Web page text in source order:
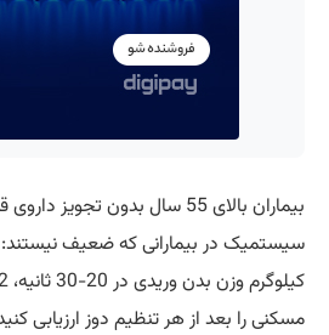
بیماران بالای 55 سال بدون
مسکنی را بعد از هر تنظیم دوز ارزیابی